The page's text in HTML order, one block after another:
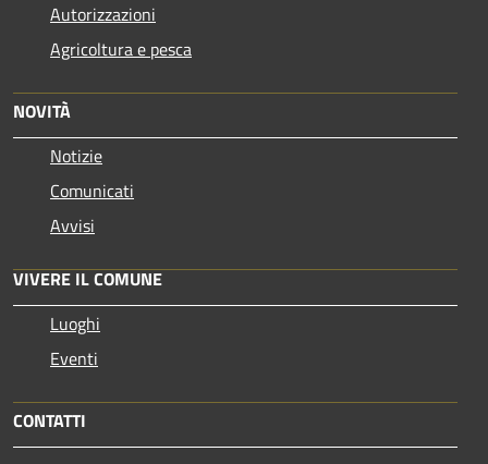
Autorizzazioni
Agricoltura e pesca
NOVITÀ
Notizie
Comunicati
Avvisi
VIVERE IL COMUNE
Luoghi
Eventi
CONTATTI